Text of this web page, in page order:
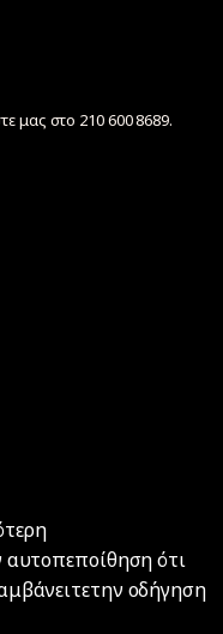
μας στο 210 600 8689.
αυτοπεποίθηση ότι
οδήγηση